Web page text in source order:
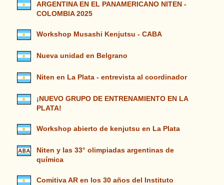
ARGENTINA EN EL PANAMERICANO NITEN -
COLOMBIA 2025
Workshop Musashi Kenjutsu - CABA
Nueva unidad en Belgrano
Niten en La Plata - entrevista al coordinador
¡NUEVO GRUPO DE ENTRENAMIENTO EN LA
PLATA!
Workshop abierto de kenjutsu en La Plata
Niten y las 33° olimpiadas argentinas de
química
Comitiva AR en los 30 años del Instituto